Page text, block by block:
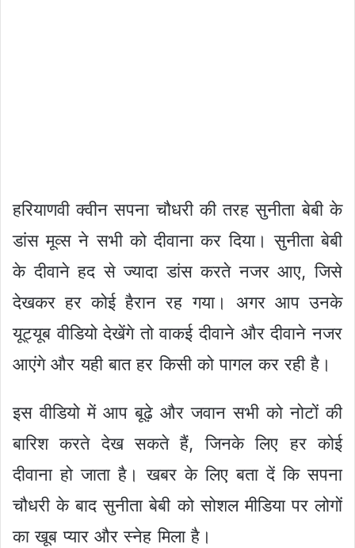
हरियाणवी क्वीन सपना चौधरी की तरह सुनीता बेबी के
डांस मूव्स ने सभी को दीवाना कर दिया। सुनीता बेबी
के दीवाने हद से ज्यादा डांस करते नजर आए, जिसे
देखकर हर कोई हैरान रह गया। अगर आप उनके
यूट्यूब वीडियो देखेंगे तो वाकई दीवाने और दीवाने नजर
आएंगे और यही बात हर किसी को पागल कर रही है।
इस वीडियो में आप बूढ़े और जवान सभी को नोटों की
बारिश करते देख सकते हैं, जिनके लिए हर कोई
दीवाना हो जाता है। खबर के लिए बता दें कि सपना
चौधरी के बाद सुनीता बेबी को सोशल मीडिया पर लोगों
का खूब प्यार और स्नेह मिला है।